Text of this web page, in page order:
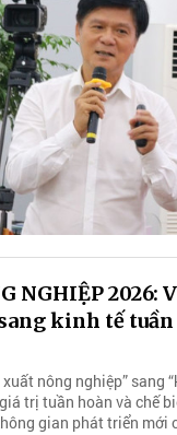
NGHIỆP 2026:
kinh tế
nông nghiệp” sang
trị tuần hoàn và chế
gian phát triển mới